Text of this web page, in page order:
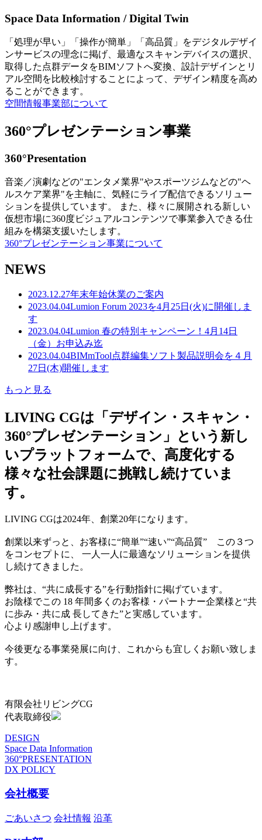
Space Data Information / Digital Twin
「処理が早い」「操作が簡単」「高品質」をデジタルデザイ
ンサービスの理念に掲げ、最適なスキャンデバイスの選択、
取得した点群データをBIMソフトへ変換、設計デザインとリ
アル空間を比較検討することによって、デザイン精度を高め
ることができます。
空間情報事業部について
360°プレゼンテーション事業
360°Presentation
音楽／演劇などの"エンタメ業界"やスポーツジムなどの"ヘ
ルスケア業界"を主軸に、気軽にライブ配信できるソリュー
ションを提供しています。 また、様々に展開される新しい
仮想市場に360度ビジュアルコンテンツで事業参入できる仕
組みを構築支援いたします。
360°プレゼンテーション事業について
NEWS
2023.12.27年末年始休業のご案内
2023.04.04Lumion Forum 2023を4月25日(火)に開催しま
す
2023.04.04Lumion 春の特別キャンペーン！4月14日
（金）お申込み迄
2023.04.04BIMmTool点群編集ソフト製品説明会を４月
27日(木)開催します
もっと見る
LIVING CGは「デザイン・スキャン・
360°プレゼンテーション」という新し
いプラットフォームで、高度化する
様々な社会課題に挑戦し続けていま
す。
LIVING CGは2024年、創業20年になります。
創業以来ずっと、お客様に“簡単”“速い”“高品質” この３つ
をコンセプトに、 一人一人に最適なソリューションを提供
し続けてきました。
弊社は、“共に成長する”を行動指針に掲げています。
お陰様でこの 18 年間多くのお客様・パートナー企業様と“共
に歩み・共に成 長してきた”と実感しています。
心より感謝申し上げます。
今後更なる事業発展に向け、これからも宜しくお願い致しま
す。
有限会社リビングCG
代表取締役
DESIGN
Space Data Information
360°PRESENTATION
DX POLICY
会社概要
ごあいさつ 会社情報 沿革